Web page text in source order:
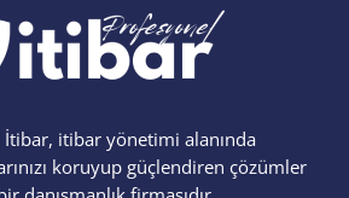
İtibar, itibar yönetimi alanında
koruyup güçlendiren çözümler